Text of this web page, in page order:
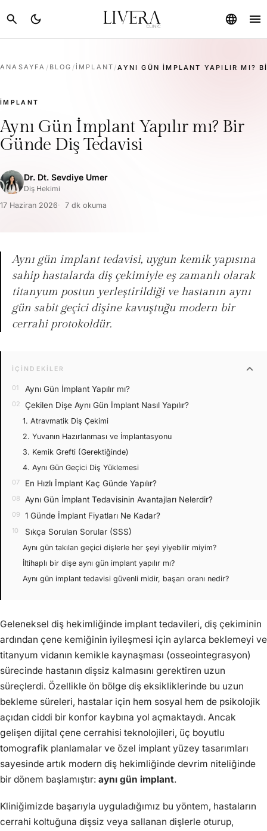
search dark_mode language menu
ANASAYFA / BLOG / İMPLANT /AYNI GÜN İMPLANT YAPILIR MI?
İMPLANT
Aynı Gün İmplant Yapılır mı? Bir
Günde Diş Tedavisi
Dr. Dt. Sevdiye Umer
Diş Hekimi
17 Haziran 2026
7 dk okuma
Aynı gün implant tedavisi, uygun kemik yapısına
sahip hastalarda diş çekimiyle eş zamanlı olarak
titanyum postun yerleştirildiği ve hastanın aynı
gün sabit geçici dişine kavuştuğu modern bir
cerrahi protokoldür.
İÇINDEKILER expand_more
Aynı Gün İmplant Yapılır mı?
Çekilen Dişe Aynı Gün İmplant Nasıl Yapılır?
1. Atravmatik Diş Çekimi
2. Yuvanın Hazırlanması ve İmplantasyonu
3. Kemik Grefti (Gerektiğinde)
4. Aynı Gün Geçici Diş Yüklemesi
En Hızlı İmplant Kaç Günde Yapılır?
Aynı Gün İmplant Tedavisinin Avantajları Nelerdir?
1 Günde İmplant Fiyatları Ne Kadar?
Sıkça Sorulan Sorular (SSS)
Aynı gün takılan geçici dişlerle her şeyi yiyebilir miyim?
İltihaplı bir dişe aynı gün implant yapılır mı?
Aynı gün implant tedavisi güvenli midir, başarı oranı nedir?
Geleneksel diş hekimliğinde implant tedavileri, diş çekiminin
ardından çene kemiğinin iyileşmesi için aylarca beklemeyi ve
titanyum vidanın kemikle kaynaşması (osseointegrasyon)
sürecinde hastanın dişsiz kalmasını gerektiren uzun
süreçlerdi. Özellikle ön bölge diş eksikliklerinde bu uzun
bekleme süreleri, hastalar için hem sosyal hem de psikolojik
açıdan ciddi bir konfor kaybına yol açmaktaydı. Ancak
gelişen dijital çene cerrahisi teknolojileri, üç boyutlu
tomografik planlamalar ve özel implant yüzey tasarımları
sayesinde artık modern diş hekimliğinde devrim niteliğinde
bir dönem başlamıştır: aynı gün implant.
Kliniğimizde başarıyla uyguladığımız bu yöntem, hastaların
cerrahi koltuğuna dişsiz veya sallanan dişlerle oturup,